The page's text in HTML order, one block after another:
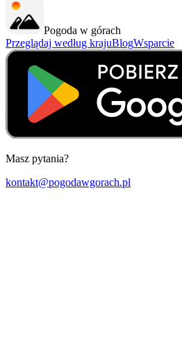
Pogoda w górach
Przeglądaj według krajuBlogWsparcie
Masz pytania?
kontakt@pogodawgorach.pl